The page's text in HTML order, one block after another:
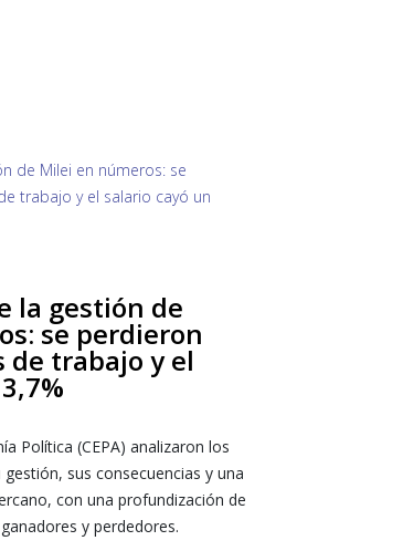
la gestión de
se perdieron
de trabajo y el
Política (CEPA) analizaron los
sus consecuencias y una
con una profundización de
y perdedores.